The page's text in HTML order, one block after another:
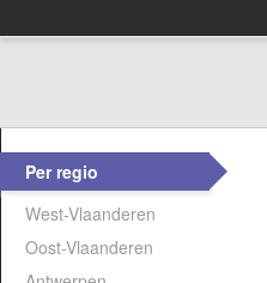
Per regio
West-Vlaanderen
Oost-Vlaanderen